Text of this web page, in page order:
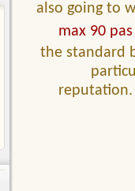
also going to
max 90
the standard
reputation.